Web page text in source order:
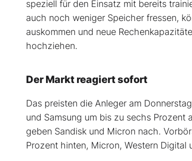
speziell für den Einsatz mit bereits
auch noch weniger Speicher fressen,
auskommen und neue
hochziehen.
Der Markt reagiert sofort
Das preisten die Anleger am
und Samsung um bis zu sechs
geben Sandisk und Micron nach.
Prozent hinten, Micron, Western